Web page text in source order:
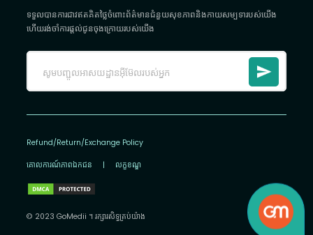
ទទួលបានការជាវឥតគិតថ្លៃចំពោះព័ត៌មានជំនួយសុខភាពនិងកាយសម្បទារបស់យើង
ហើយរង់ចាំការផ្តល់ជូនចុងក្រោយរបស់យើង
Refund/Return/Exchange Policy
គោលការណ៍​ភាព​ឯកជន | លក្ខខណ្ឌ
© 2023 GoMedii ។ រក្សា​រ​សិទ្ធ​គ្រប់យ៉ាង